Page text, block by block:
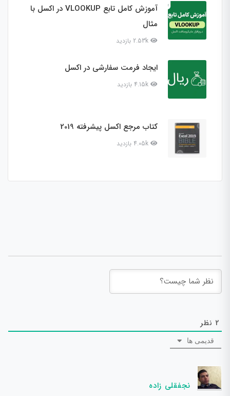
آموزش کامل تابع VLOOKUP در اکسل با
مثال
ایجاد فرمت سفارشی در اکسل
کتاب مرجع اکسل پیشرفته 2019
2 نظر
قدیمی ها
نجفقلی زاده